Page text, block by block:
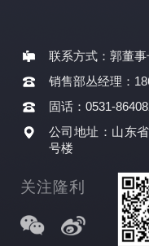
联系方式：郭董
销售部丛经理：
固话：0531-
公司地址：山东
号楼
关注隆利